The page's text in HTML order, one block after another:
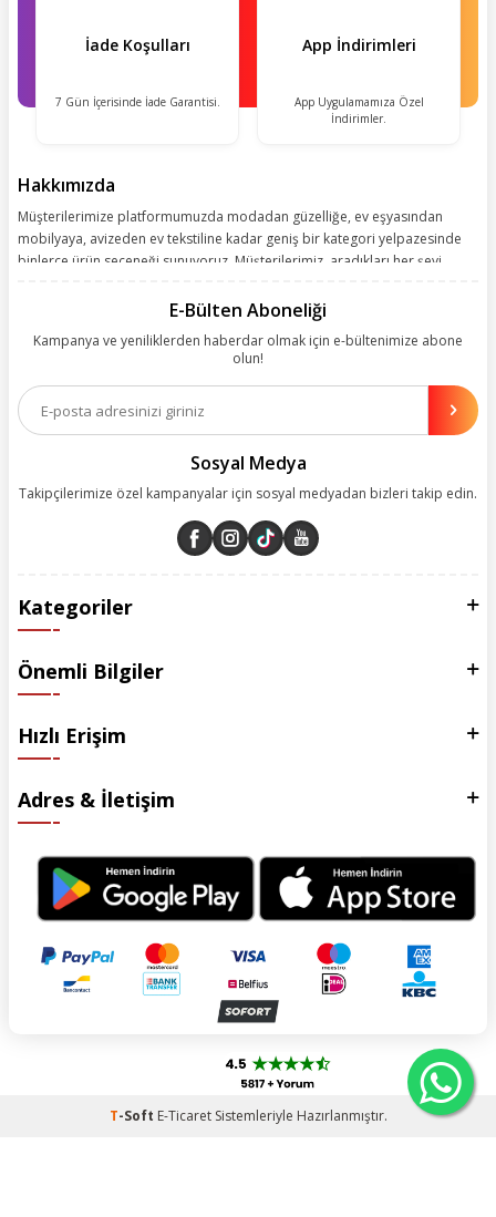
İade Koşulları
7 Gün İçerisinde İade Garantisi.
App İndirimleri
App Uygulamamıza Özel
İndirimler.
Hakkımızda
Müşterilerimize platformumuzda modadan güzelliğe, ev eşyasından
mobilyaya, avizeden ev tekstiline kadar geniş bir kategori yelpazesinde
binlerce ürün seçeneği sunuyoruz. Müşterilerimiz, aradıkları her şeyi
kolay, kusursuz ve keyifli bir alışveriş yolculuğu sunarken deneyiminize
olanakları sunuyoruz. Çalışmalarımızı müşterilerimizin memnuniyetini
esas alarak yürütüyoruz.
E-Bülten Aboneliği
Kampanya ve yeniliklerden haberdar olmak için e-bültenimize abone
olun!
Sosyal Medya
Takipçilerimize özel kampanyalar için sosyal medyadan bizleri takip edin.
Kategoriler
Önemli Bilgiler
Hızlı Erişim
Adres & İletişim
T-Soft E-TicaretSistemleriyle Hazırlanmıştır.